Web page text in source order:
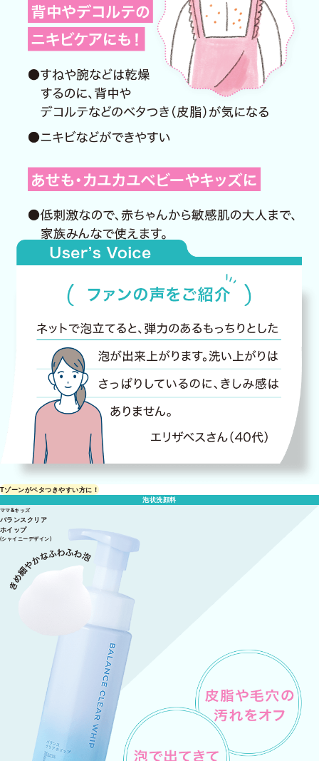
Tゾーンがベタつきやすい方に！
泡状洗顔料
ママ&キッズ
バランスクリア
ホイップ
(シャイニーデザイン)